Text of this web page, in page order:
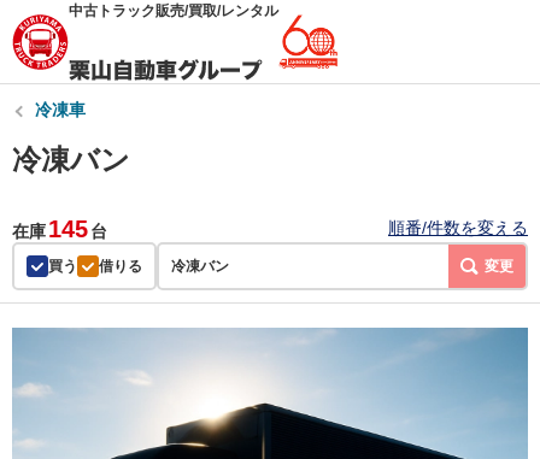
中古トラック販売/買取/レンタル
冷凍車
冷凍バン
在庫145台 順番/件数を変える
買う 借りる 冷凍バン 変更